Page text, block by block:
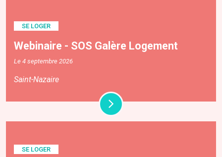
SE LOGER
Webinaire - SOS Galère Logement
Le 4 septembre 2026
Saint-Nazaire
SE LOGER